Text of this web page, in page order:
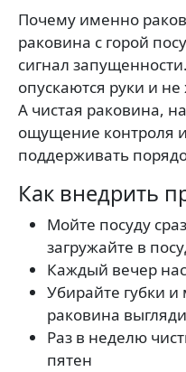
Почему именно
раковина с горой
сигнал
опускаются руки и
А чистая раковина,
ощущение контроля
поддерживать
Как внедрить
Мойте посуду
загружайте в
Каждый вечер
Убирайте губки
раковина
Раз в неделю
пятен